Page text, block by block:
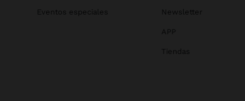
Eventos especiales Newsletter
APP
Tiendas